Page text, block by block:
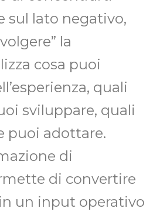
sul lato negativo,
la
cosa puoi
quali
sviluppare, quali
puoi adottare.
di
di convertire
un input operativo